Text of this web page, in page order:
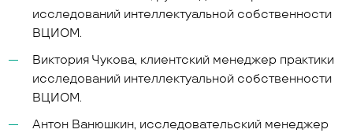
исследований интеллектуальной собственности
ВЦИОМ.
Виктория Чукова, клиентский менеджер практики
исследований интеллектуальной собственности
ВЦИОМ.
Антон Ванюшкин, исследовательский менеджер